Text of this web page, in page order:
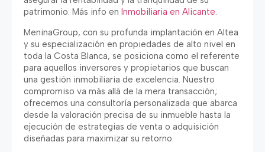
patrimonio. Más info en Inmobiliaria en Alicante.
MeninaGroup, con su profunda implantación en Altea
y su especialización en propiedades de alto nivel en
toda la Costa Blanca, se posiciona como el referente
para aquellos inversores y propietarios que buscan
una gestión inmobiliaria de excelencia. Nuestro
compromiso va más allá de la mera transacción;
ofrecemos una consultoría personalizada que abarca
desde la valoración precisa de su inmueble hasta la
ejecución de estrategias de venta o adquisición
diseñadas para maximizar su retorno.